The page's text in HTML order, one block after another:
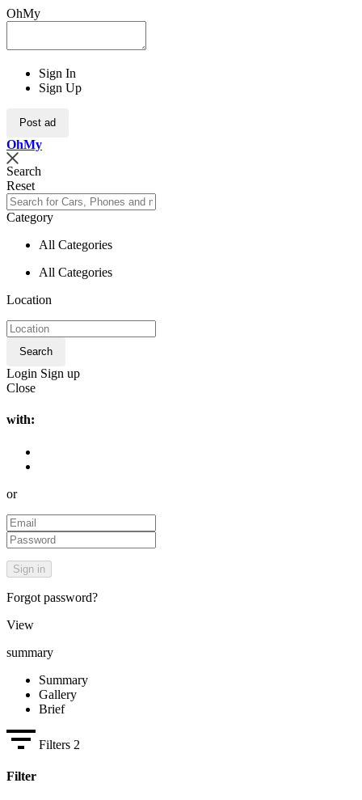
OhMy
Sign In
Sign Up
Post ad
OhMy
Search
Reset
Category
All Categories
All Categories
Location
Search
Login Sign up
Close
with:
or
Forgot password?
View
summary
Summary
Gallery
Brief
Filters 2
Filter